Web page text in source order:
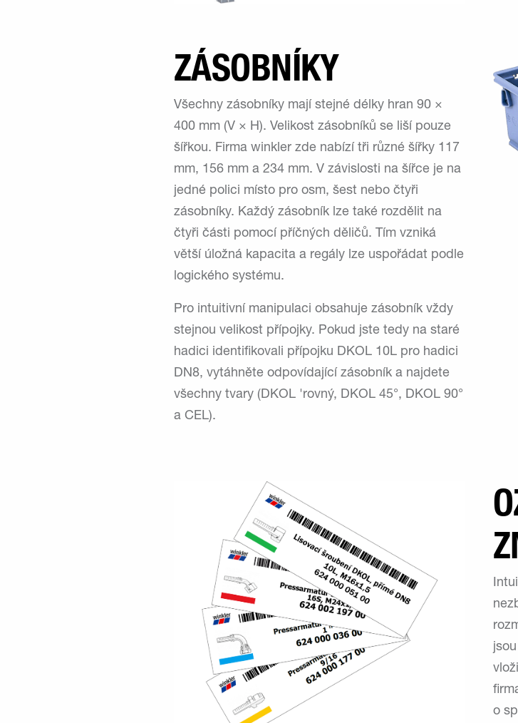
ZÁSOBNÍKY
Všechny zásobníky mají stejné délky hran 90 ×
400 mm (V × H). Velikost zásobníků se liší pouze
šířkou. Firma winkler zde nabízí tři různé šířky 117
mm, 156 mm a 234 mm. V závislosti na šířce je na
jedné polici místo pro osm, šest nebo čtyři
zásobníky. Každý zásobník lze také rozdělit na
čtyři části pomocí příčných děličů. Tím vzniká
větší úložná kapacita a regály lze uspořádat podle
logického systému.
Pro intuitivní manipulaci obsahuje zásobník vždy
stejnou velikost přípojky. Pokud jste tedy na staré
hadici identifikovali přípojku DKOL 10L pro hadici
DN8, vytáhněte odpovídající zásobník a najdete
všechny tvary (DKOL 'rovný, DKOL 45°, DKOL 90°
a CEL).
o